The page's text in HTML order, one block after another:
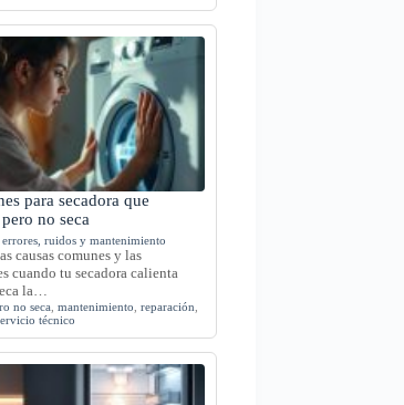
para secadora que
no seca
errores, ruidos y mantenimiento
causas comunes y las
cuando tu secadora calienta
la…
no seca ,mantenimiento ,reparación
técnico